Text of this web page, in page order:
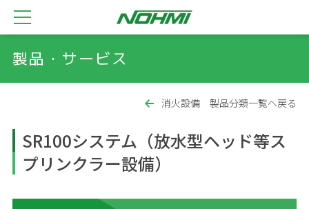
製品・サービス
消火設備 製品分類一覧へ戻る
SR100システム（放水型ヘッド等ス
プリンクラー設備）